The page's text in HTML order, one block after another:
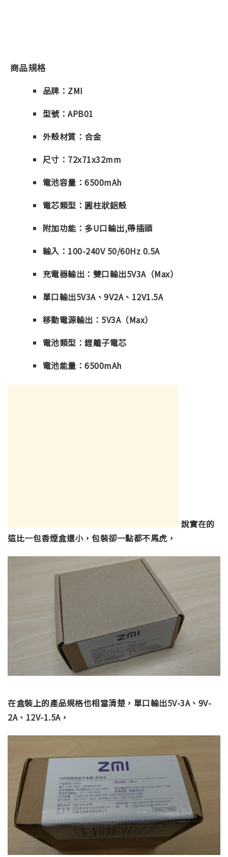
商品規格
品牌：ZMI
型號：APB01
外殼材質：合金
尺寸：72x71x32mm
電池容量：6500mAh
電芯類型：圓柱狀鋁殼
附加功能：多U口輸出,帶插頭
輸入：100-240V 50/60Hz 0.5A
充電器輸出：雙口輸出5V3A（Max）
單口輸出5V3A、9V2A、12V1.5A
移動電源輸出：5V3A（Max）
電池類型：鋰離子電芯
電池能量：6500mAh
說實在的
這比一包香煙盒還小，包裝卻一點都不馬虎，
在盒裝上的產品規格也相當清楚，單口輸出5V-3A、9V-
2A、12V-1.5A，